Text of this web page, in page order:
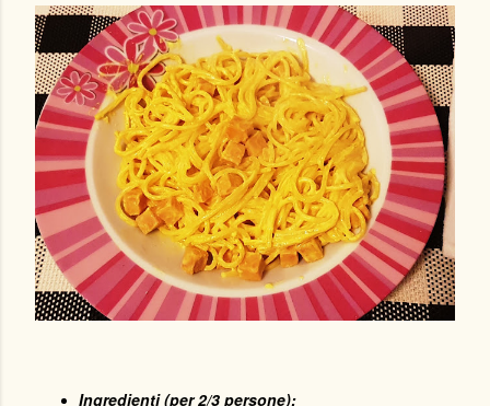
Ingredienti (per 2/3 persone):